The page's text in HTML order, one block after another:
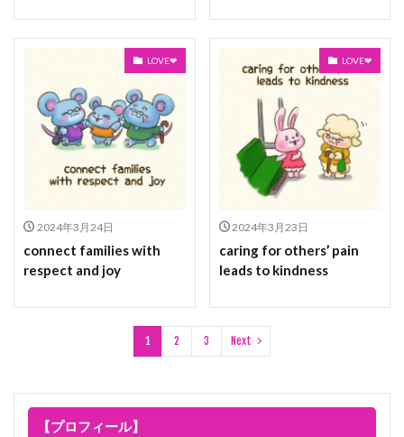
LOVE❤
2024年3月24日
connect families with
respect and joy
LOVE❤
2024年3月23日
caring for others’ pain
leads to kindness
1 2 3 Next
【プロフィール】